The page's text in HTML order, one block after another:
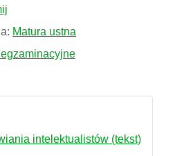
Matura ustna
intelektualistów (tekst)